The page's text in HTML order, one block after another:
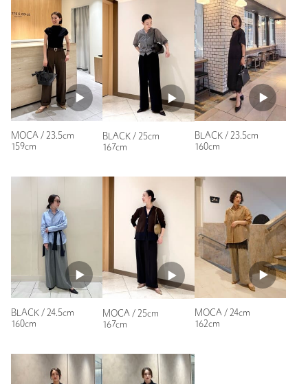
いました。ヒールも3.5センチなので歩きやすいし、少し足長
効果もあってとても気に入りました
年代：40代後半
身長：
164cm
普段の着用サイズ： 25cm～
参考になった
※レビューは、個人の主観による感想・体感によるもので、商品の効果や性
もっと見る
MOCA / 23.5cm
159cm
BLACK / 25cm
167cm
BLACK / 23.5cm
160cm
BLACK / 24.5cm
160cm
MOCA / 25cm
167cm
MOCA / 24cm
162cm